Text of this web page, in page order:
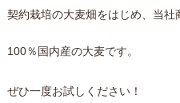
契約栽培の大麦畑をはじめ、 当社
100％国内産の大麦です。
ぜひ一度お試しください！